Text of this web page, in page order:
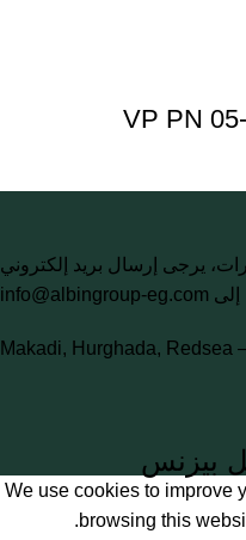
يرجى إرسال بريد إلكتروني
إلى info@albingroup-eg.com
Makadi, Hurghada, Redsea
بيزنس
We use cookies to improve
browsing this